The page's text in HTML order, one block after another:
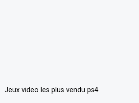
Jeux video les plus vendu ps4